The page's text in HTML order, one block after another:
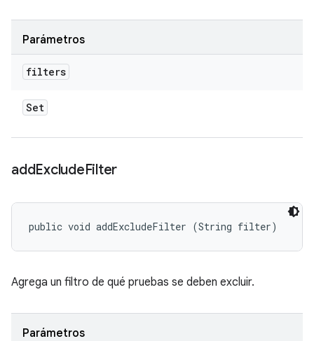
Parámetros
filters
Set
addExcludeFilter
public void addExcludeFilter (String filter)
Agrega un filtro de qué pruebas se deben excluir.
Parámetros